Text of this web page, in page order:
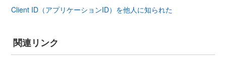
Client ID（アプリケーションID）を他人に知られた
関連リンク